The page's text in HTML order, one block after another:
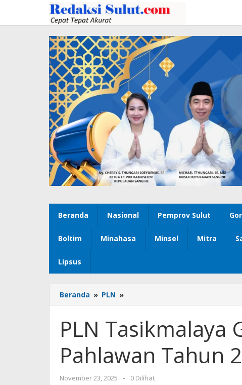
konten
Beranda Nasional Pemprov Sulut
Boltim Minahasa Minsel Mitra
Lipsus
Beranda » PLN »
Tasikmalaya
Upacara
Hari
Tahun
PLN Tasikmalaya
Pahlawan Tahun
November 23, 2025
oleh
-
0 Dilihat